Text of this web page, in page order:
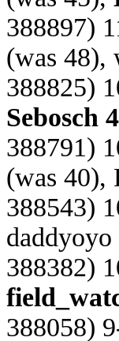
388897)
(was 48),
388825)
Sebosch
388791)
(was 40),
388543)
388382)
388058)